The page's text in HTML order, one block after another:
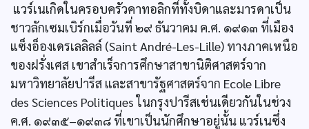
แวร์เนเกิดในครอบครัวคาทอลิกที่ทั้งบิดาและมารดาเป็น
ชาวลักเซมเบิร์กเมื่อวันที่ ๒๙ ธันวาคม ค.ศ. ๑๙๑๓ ที่เมือง
แซ็งอ็องเดรเลลิลล์ (Saint André-Les-Lille) ทางภาคเหนือ
ของฝรั่งเศส เขาสำเร็จการศึกษาสาขานิติศาสตร์จาก
มหาวิทยาลัยปารีส และสาขารัฐศาสตร์จาก Ecole Libre
des Sciences Politiques ในกรุงปารีสเช่นเดียวกันในช่วง
ค.ศ. ๑๙๓๕–๑๙๓๘ ที่เขาเป็นนักศึกษาอยู่นั้น แวร์เนซึ่ง